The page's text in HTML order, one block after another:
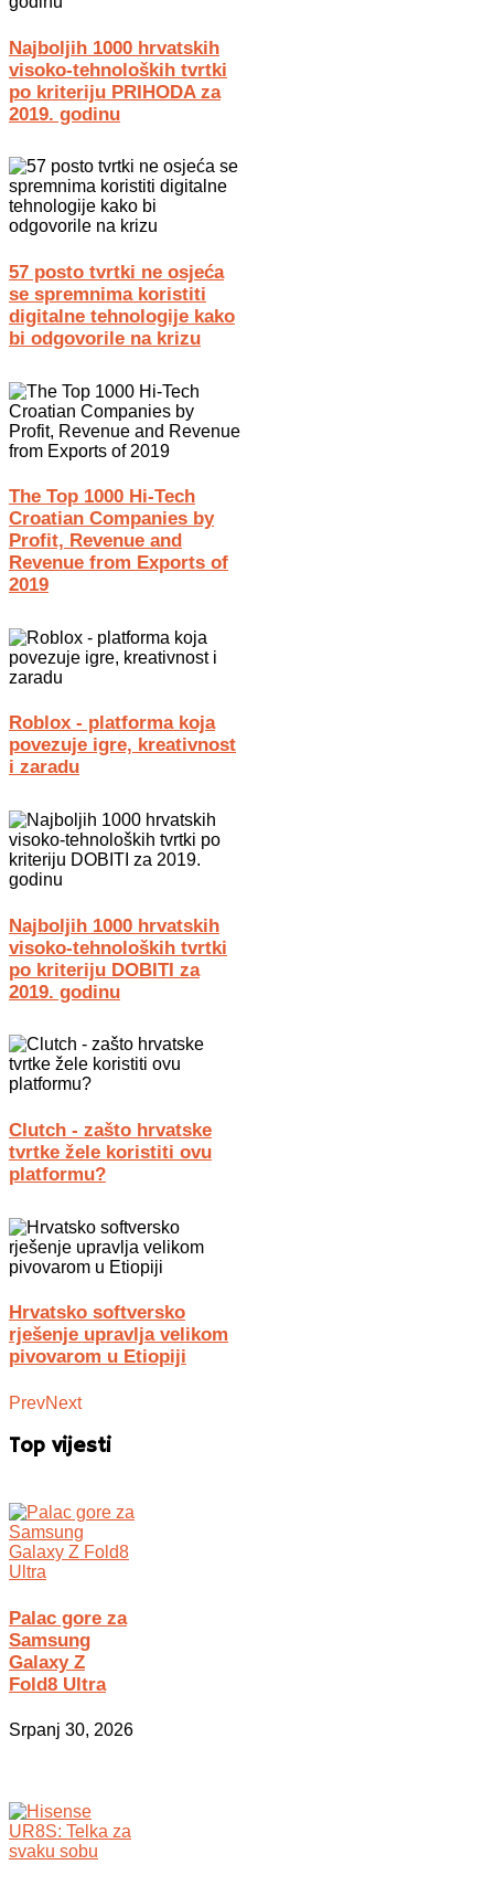
Najboljih 1000 hrvatskih
visoko-tehnoloških tvrtki
po kriteriju PRIHODA za
2019. godinu
57 posto tvrtki ne osjeća
se spremnima koristiti
digitalne tehnologije kako
bi odgovorile na krizu
The Top 1000 Hi-Tech
Croatian Companies by
Profit, Revenue and
Revenue from Exports of
2019
Roblox - platforma koja
povezuje igre, kreativnost
i zaradu
Najboljih 1000 hrvatskih
visoko-tehnoloških tvrtki
po kriteriju DOBITI za
2019. godinu
Clutch - zašto hrvatske
tvrtke žele koristiti ovu
platformu?
Hrvatsko softversko
rješenje upravlja velikom
pivovarom u Etiopiji
PrevNext
Top vijesti
Palac gore za
Samsung
Galaxy Z
Fold8 Ultra
Srpanj 30, 2026